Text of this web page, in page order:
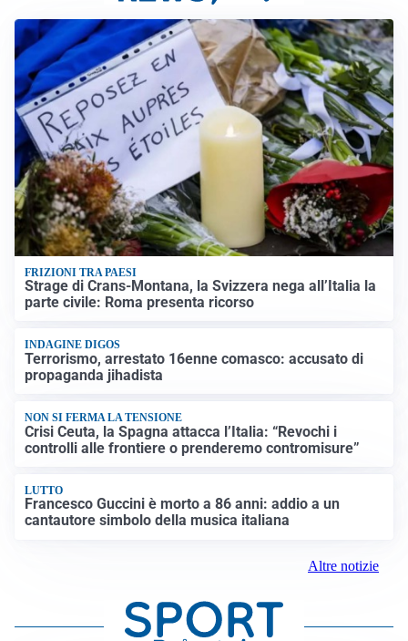
FRIZIONI TRA PAESI
Strage di Crans-Montana, la Svizzera nega all’Italia la
parte civile: Roma presenta ricorso
INDAGINE DIGOS
Terrorismo, arrestato 16enne comasco: accusato di
propaganda jihadista
NON SI FERMA LA TENSIONE
Crisi Ceuta, la Spagna attacca l’Italia: “Revochi i
controlli alle frontiere o prenderemo contromisure”
LUTTO
Francesco Guccini è morto a 86 anni: addio a un
cantautore simbolo della musica italiana
Altre notizie